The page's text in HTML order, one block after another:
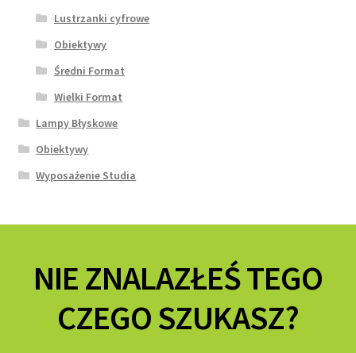
Lustrzanki cyfrowe
Obiektywy
Średni Format
Wielki Format
Lampy Błyskowe
Obiektywy
Wyposażenie Studia
NIE ZNALAZŁEŚ TEGO
CZEGO SZUKASZ?